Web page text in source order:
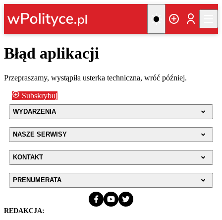
Błąd aplikacji
Przepraszamy, wystąpiła usterka techniczna, wróć później.
Subskrybuj
WYDARZENIA
NASZE SERWISY
KONTAKT
PRENUMERATA
REDAKCJA: